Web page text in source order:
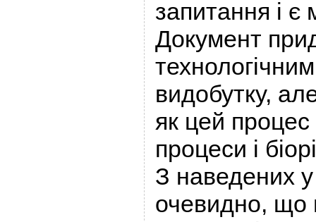
запитання і
Документ
видобутку,
як цей
процеси і
З наведених у
очевидно, що